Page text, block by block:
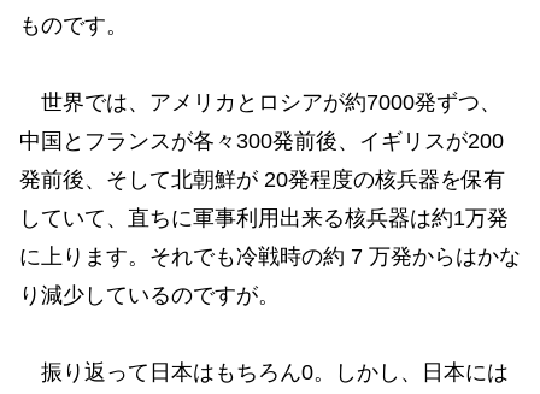
ものです。
世界では、アメリカとロシアが約7000発ずつ、
中国とフランスが各々300発前後、イギリスが200
発前後、そして北朝鮮が 20発程度の核兵器を保有
していて、直ちに軍事利用出来る核兵器は約1万発
に上ります。それでも冷戦時の約 7 万発からはかな
り減少しているのですが。
振り返って日本はもちろん0。しかし、日本には